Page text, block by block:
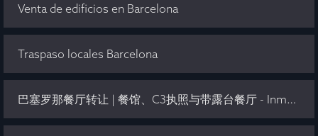
Venta de edificios en Barcelona
Traspaso locales Barcelona
巴塞罗那餐厅转让 | 餐馆、C3执照与带露台餐厅 - Inmo Olaya